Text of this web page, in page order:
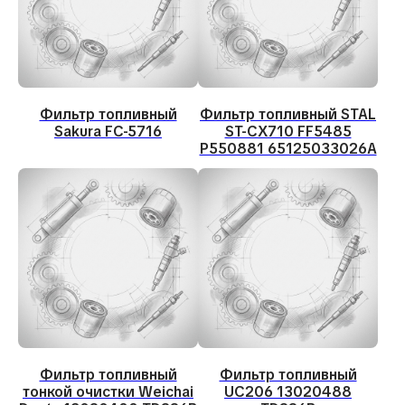
Фильтр топливный
Sakura FC-5716
Фильтр топливный STAL
ST-CX710 FF5485
P550881 65125033026A
Фильтр топливный
тонкой очистки Weichai
Фильтр топливный
UC206 13020488
Не нашли нужную